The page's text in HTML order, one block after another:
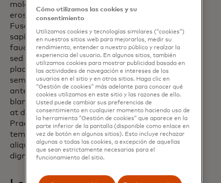
molestie malesuada, leo ligula hendrerit
eros, non finibus metus lectus et nunc.
Fusce euismod velit metus, in luctus
sapien condimentum eu. Duis sit amet
faucibus lacus, ut consectetur lacus. Sed
sed porttitor neque. Pellentesque
placerat, lacus et semper posuere, dolor
sem pharetra dolor, eget ultrices quam
ante id tortortor. Cras consectetur
blandit elementum. Etiam aliquam diam
at diam mollis, eu vehicula velit ultricies.
Praesent in vestibulum nisl. Curabitur eu
tempor dui, ornare laoreet est. Mauris
aliquet nibh non faucibus varius. Duis a
dignissim eros, eu dignissim augue.
Cómo utilizamos las cookies y su
consentimiento
Utilizamos cookies y tecnologías similares (“cookies”)
en nuestros sitios web para mejorarlos, medir su
rendimiento, entender a nuestro público y realzar la
experiencia del usuario. En algunos sitios, también
utilizamos cookies para mostrar publicidad basada en
las actividades de navegación e intereses de los
usuarios en el sitio y en otros sitios. Haga clic en
“Gestión de cookies” más adelante para conocer qué
cookies utilizamos en este sitio y las razones de ello.
Usted puede cambiar sus preferencias de
consentimiento en cualquier momento haciendo uso de
la herramienta “Gestión de cookies” que aparece en la
parte inferior de la pantalla (disponible como enlace en
vez de botón en algunos sitios). Esto incluye rechazar
algunas o todas las cookies, a excepción de aquellas
que sean estrictamente necesarias para el
funcionamiento del sitio.